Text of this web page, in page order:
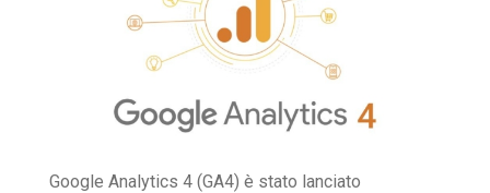
Google Analytics 4 (GA4) è stato lanciato